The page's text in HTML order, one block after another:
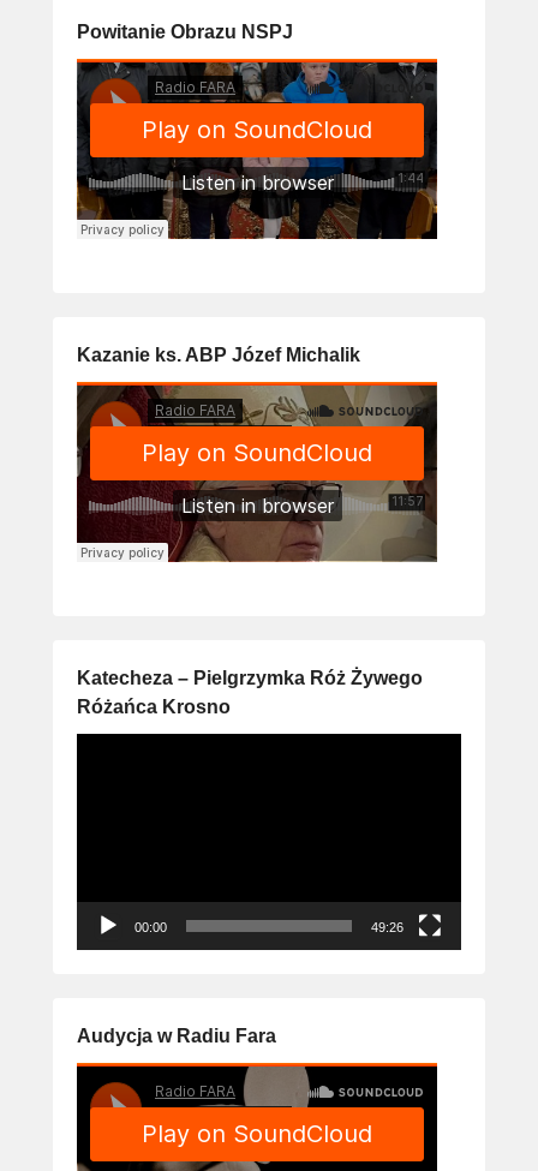
Powitanie Obrazu NSPJ
Kazanie ks. ABP Józef Michalik
Katecheza – Pielgrzymka Róż Żywego
Różańca Krosno
00:00 49:26
Audycja w Radiu Fara